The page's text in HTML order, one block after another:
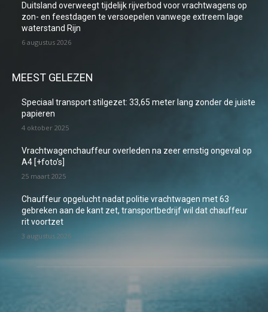
Duitsland overweegt tijdelijk rijverbod voor vrachtwagens op
zon- en feestdagen te versoepelen vanwege extreem lage
waterstand Rijn
6 augustus 2026
MEEST GELEZEN
Speciaal transport stilgezet: 33,65 meter lang zonder de juiste
papieren
4 oktober 2025
Vrachtwagenchauffeur overleden na zeer ernstig ongeval op
A4 [+foto’s]
25 maart 2025
Chauffeur opgelucht nadat politie vrachtwagen met 63
gebreken aan de kant zet, transportbedrijf wil dat chauffeur
rit voortzet
3 augustus 2026